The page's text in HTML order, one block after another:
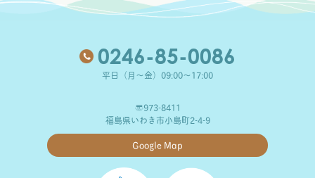
0246-85-0086
平日（月～金）09:00～17:00
〒973-8411
福島県いわき市小島町2-4-9
Google Map